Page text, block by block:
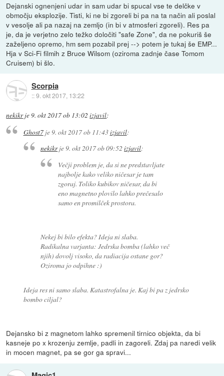
Dejanski ognenjeni udar in sam udar bi spucal vse te delčke v
območju eksplozije. Tisti, ki ne bi zgoreli bi pa na ta način ali poslal
v vesolje ali pa nazaj na zemljo (in bi v atmosferi zgoreli). Res pa
je, da je verjetno zelo težko določiti "safe Zone", da ne pokuriš še
zaželjeno opremo, hm sem pozabil prej --> potem je tukaj še EMP...
Hja v Sci-Fi filmih z Bruce Wilsom (oziroma zadnje čase Tomom
Cruisem) bi šlo.
Scorpia
::9. okt 2017, 13:22
nekikrje9. okt 2017 ob 13:02 izjavil:
Ghost7je 9. okt 2017 ob 11:43izjavil:
nekikrje9. okt 2017 ob 09:52izjavil:
Večji problem je, da si ne predstavljate
najbolje kako veliko ničesar je tam
zgoraj. Toliko kubikov ničesar, da bi
eno magnetno plovilo lahko prečesalo
samo en promilček prostora.
Nekej bi bilo efekta? Ideja ni slaba.
Radikalna varjanta: Jedrska bomba (lahko več
njih) dovolj visoko, da radiacija ostane gor?
Oziroma jo odpihne :)
Ideja res ni samo slaba. Katastrofalna je. Kaj bi pa z jedrsko
bombo ciljal?
Dejansko bi z magnetom lahko spremenil tirnico objekta, da bi
kasneje po x krozenju zemlje, padli in zagoreli. Zdaj pa naredi velik
in mocen magnet, pa se gor ga spravi...